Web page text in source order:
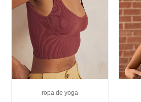
ropa de yoga